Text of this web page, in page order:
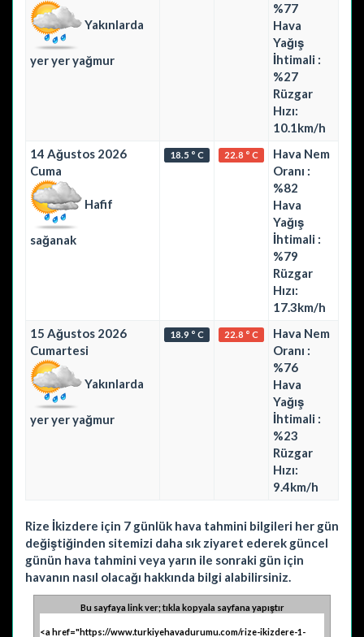
Yakınlarda
yer yer yağmur
%77
Hava
Yağış
İhtimali :
%27
Rüzgar
Hızı:
10.1km/h
14 Ağustos 2026
Cuma
Hafif
sağanak
18.5 ° C 22.8 ° C
Hava Nem
Oranı :
%82
Hava
Yağış
İhtimali :
%79
Rüzgar
Hızı:
17.3km/h
15 Ağustos 2026
Cumartesi
Yakınlarda
yer yer yağmur
18.9 ° C 22.8 ° C
Hava Nem
Oranı :
%76
Hava
Yağış
İhtimali :
%23
Rüzgar
Hızı:
9.4km/h
Rize İkizdere için 7 günlük hava tahmini bilgileri her gün
değiştiğinden sitemizi daha sık ziyaret ederek güncel
günün hava tahmini veya yarın ile sonraki gün için
havanın nasıl olacağı hakkında bilgi alabilirsiniz.
Bu sayfaya link ver; tıkla kopyala sayfana yapıştır